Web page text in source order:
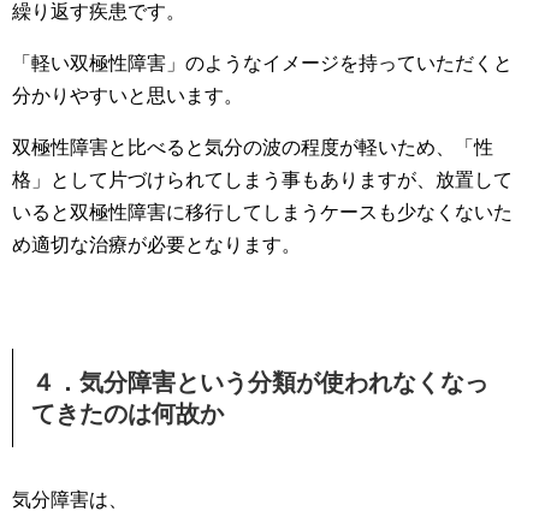
繰り返す疾患です。
「軽い双極性障害」のようなイメージを持っていただくと
分かりやすいと思います。
双極性障害と比べると気分の波の程度が軽いため、「性
格」として片づけられてしまう事もありますが、放置して
いると双極性障害に移行してしまうケースも少なくないた
め適切な治療が必要となります。
４．気分障害という分類が使われなくなっ
てきたのは何故か
気分障害は、